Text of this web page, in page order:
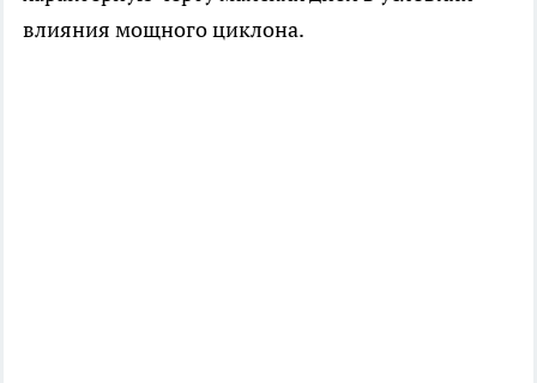
влияния мощного циклона.